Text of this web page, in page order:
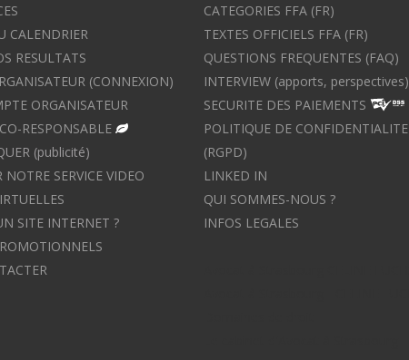
CALENDRIER
RESULTATS
(CONNEXION)
ORGANISATEUR
RESPONSABLE
(publicité)
NOTRE SERVICE VIDEO
SITE INTERNET ?
CATEGORIES FFA (FR)
TEXTES OFFICIELS FFA (FR)
QUESTIONS FREQUENTES (FAQ)
INTERVIEW (apports, perspectives)
SECURITE DES PAIEMENTS
POLITIQUE DE CONFIDENTIALITE
(RGPD)
LINKED IN
QUI SOMMES-NOUS ?
INFOS LEGALES